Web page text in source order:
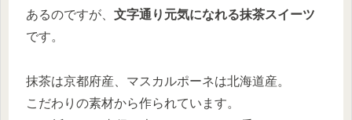
あるのですが、 文字通り元気になれる抹茶スイーツ
です。
抹茶は京都府産、マスカルポーネは北海道産。
こだわりの素材から作られています。